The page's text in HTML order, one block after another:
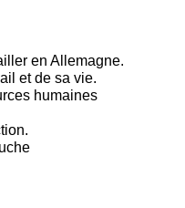
en Allemagne.
et de sa vie.
humaines